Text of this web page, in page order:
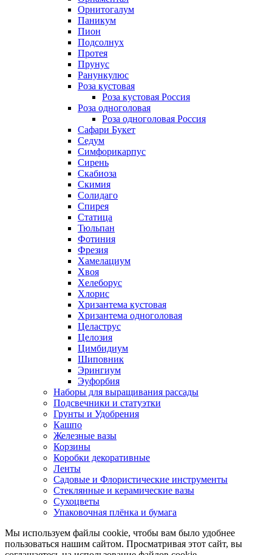
Орнитогалум
Паникум
Пион
Подсолнух
Протея
Прунус
Ранункулюс
Роза кустовая
Роза кустовая Россия
Роза одноголовая
Роза одноголовая Россия
Сафари Букет
Седум
Симфорикарпус
Сирень
Скабиоза
Скимия
Солидаго
Спирея
Статица
Тюльпан
Фотиния
Фрезия
Хамелациум
Хвоя
Хелеборус
Хлорис
Хризантема кустовая
Хризантема одноголовая
Целаструс
Целозия
Цимбидиум
Шиповник
Эрингиум
Эуфорбия
Наборы для выращивания рассады
Подсвечники и статуэтки
Грунты и Удобрения
Кашпо
Железные вазы
Корзины
Коробки декоративные
Ленты
Садовые и Флористические инструменты
Стеклянные и керамические вазы
Сухоцветы
Упаковочная плёнка и бумага
Мы используем файлы cookie, чтобы вам было удобнее
пользоваться нашим сайтом. Просматривая этот сайт, вы